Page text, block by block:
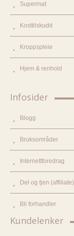
Supermat
Kosttilskudd
Kroppspleie
Hjem & renhold
Infosider
Blogg
Bruksområder
Internettforedrag
Del og tjen (affiliate)
Bli forhandler
Kundelenker